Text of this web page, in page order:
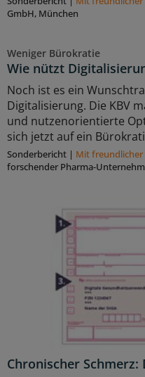
GmbH, München
Weniger Bürokratie
Wie nützt
Noch ist es ein
Digitalisierung. Die KBV
und nutzenorientierte
sich jetzt auf ein
Sonderbericht | Mit
forschender Pharma-
Chronischer